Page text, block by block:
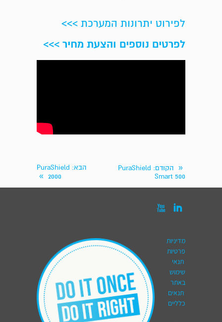
לפירוט יתרונות המערכת >>>
לפרטים נוספים והצעת מחיר >>>
« הקודם : PuraShield
Smart 500
הבא : PuraShield
2000
»
 
מדיניות
פרטיות
תנאי
שימוש
באתר
תנאים
כלליים